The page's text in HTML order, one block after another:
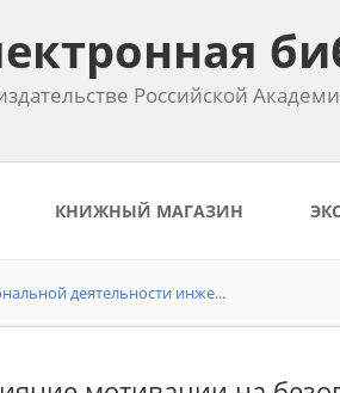
Российской
КНИЖНЫЙ МАГАЗИН
деятельности инже...